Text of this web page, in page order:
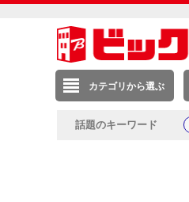
カテゴリから選ぶ
話題のキーワード